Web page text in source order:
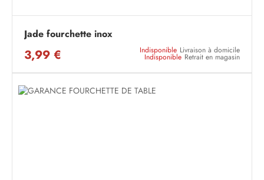
Jade fourchette inox
3,99 € Indisponible Livraison à domicile
Indisponible Retrait en magasin